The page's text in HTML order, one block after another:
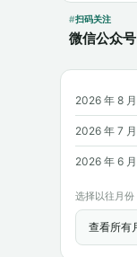
扫码关注
微信公众号
2026 年 8 月
2026 年 7 月
2026 年 6 月
选择以往月份